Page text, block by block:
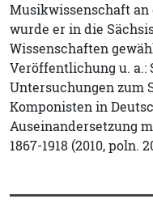
Musikwissenschaft
wurde er in die
Wissenschaften
Veröffentlichung u.
Untersuchungen zum
Komponisten in
Auseinandersetzung
1867-1918 (2010, poln.